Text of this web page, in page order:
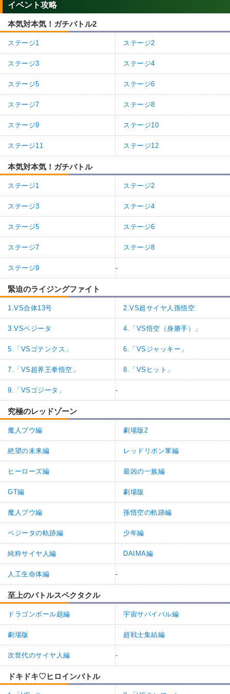
イベント攻略
本気対本気！ガチバトル2
ステージ1 ステージ2
ステージ3 ステージ4
ステージ5 ステージ6
ステージ7 ステージ8
ステージ9 ステージ10
ステージ11 ステージ12
本気対本気！ガチバトル
ステージ1 ステージ2
ステージ3 ステージ4
ステージ5 ステージ6
ステージ7 ステージ8
ステージ9 -
緊迫のライジングファイト
1.VS合体13号 2.VS超サイヤ人孫悟空
3.VSベジータ 4.「VS悟空（身勝手）」
5.「VSゴテンクス」 6.「VSジャッキー」
7.「VS超界王拳悟空」 8.「VSヒット」
9.「VSゴジータ」 -
究極のレッドゾーン
魔人ブウ編 劇場版2
絶望の未来編 レッドリボン軍編
ヒーローズ編 最凶の一族編
GT編 劇場版
魔人ブウ編 孫悟空の軌跡編
ベジータの軌跡編 少年編
純粋サイヤ人編 DAIMA編
人工生命体編 -
至上のバトルスペクタクル
ドラゴンボール超編 宇宙サバイバル編
劇場版 超戦士集結編
次世代のサイヤ人編 -
ドキドキ♡ヒロインバトル